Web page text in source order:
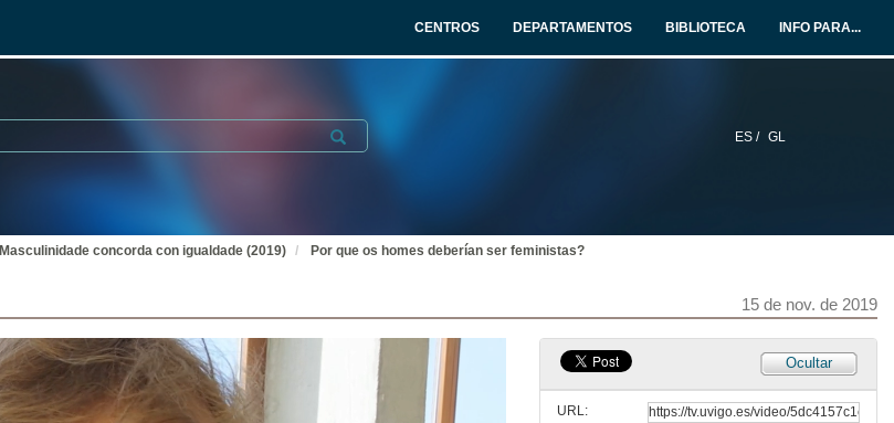
CENTROS DEPARTAMENTOS BIBLIOTECA INFO PARA...
ES / GL
Submit
Masculinidade concorda con igualdade (2019) Por que os homes deberían ser feministas?
15 de nov. de 2019
Ocultar
URL: